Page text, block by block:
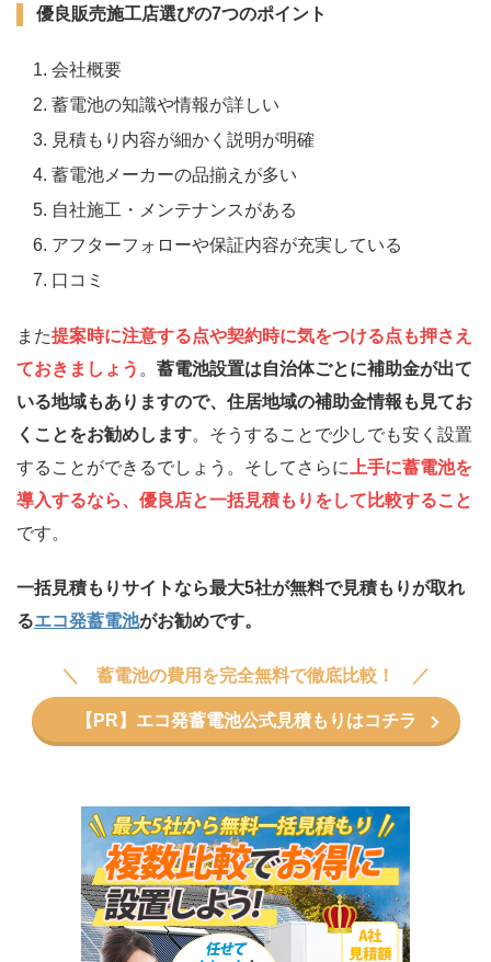
優良販売施工店選びの7つのポイント
会社概要
蓄電池の知識や情報が詳しい
見積もり内容が細かく説明が明確
蓄電池メーカーの品揃えが多い
自社施工・メンテナンスがある
アフターフォローや保証内容が充実している
口コミ
また提案時に注意する点や契約時に気をつける点も押さえ
ておきましょう 。 蓄電池設置は自治体ごとに補助金が出て
いる地域もありますので、住居地域の補助金情報も見てお
くことをお勧めします。そうすることで少しでも安く設置
することができるでしょう。そしてさらに
上手に蓄電池を
導入するなら、優良店と一括見積もりをして比較すること
です。
一括見積もりサイトなら最大5社が無料で見積もりが取れ
るエコ発蓄電池がお勧めです。
蓄電池の費用を完全無料で徹底比較！
【PR】エコ発蓄電池公式見積もりはコチラ